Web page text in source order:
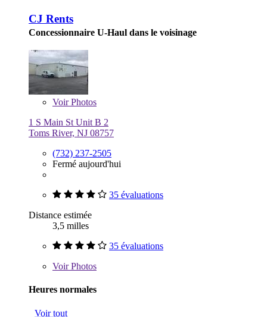
CJ Rents
Concessionnaire U-Haul dans le voisinage
VoirPhotos
1 S Main St Unit B 2
Toms River, NJ 08757
(732) 237-2505
Fermé aujourd'hui
35 évaluations
Distance estimée
3,5 milles
35 évaluations
VoirPhotos
Heures normales
Voir tout